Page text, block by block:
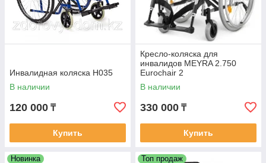
Инвалидная коляска Н035
В наличии
120 000 ₸
Купить
Кресло-коляска для
инвалидов MEYRA 2.750
Eurochair 2
В наличии
330 000 ₸
Купить
Новинка Топ продаж